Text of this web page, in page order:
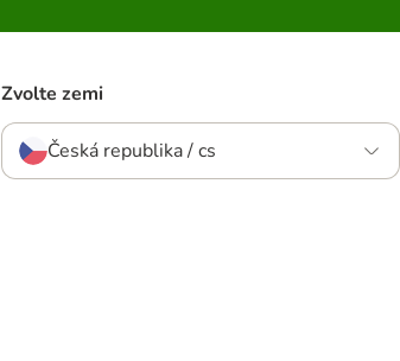
Zvolte zemi
Česká republika / cs